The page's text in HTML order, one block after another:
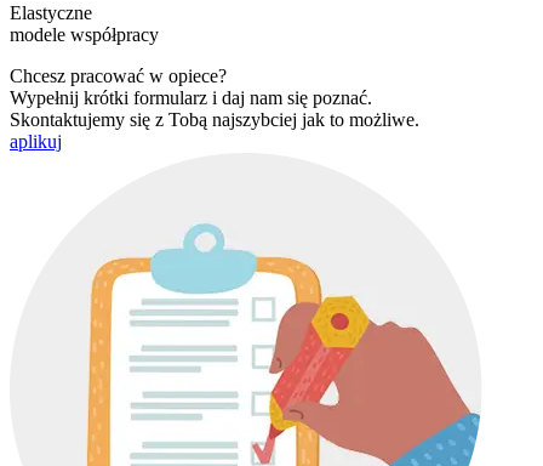
Elastyczne
modele współpracy
Chcesz pracować w opiece?
Wypełnij krótki formularz i daj nam się poznać.
Skontaktujemy się z Tobą najszybciej jak to możliwe.
aplikuj